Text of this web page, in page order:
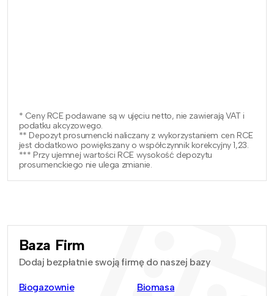
* Ceny RCE podawane są w ujęciu netto, nie zawierają VAT i
podatku akcyzowego.
** Depozyt prosumencki naliczany z wykorzystaniem cen RCE
jest dodatkowo powiększany o współczynnik korekcyjny 1,23.
*** Przy ujemnej wartości RCE wysokość depozytu
prosumenckiego nie ulega zmianie.
Baza Firm
Dodaj bezpłatnie swoją firmę do naszej bazy
Biogazownie
Biomasa